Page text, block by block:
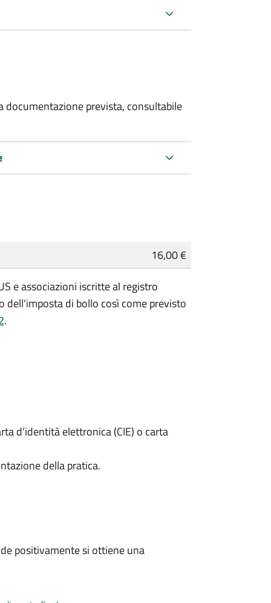
prevista, consultabile
16,00 €
e associazioni iscritte al registro
dell'imposta di bollo così come previsto
.
d’identità elettronica (CIE) o carta
della pratica.
positivamente si ottiene una